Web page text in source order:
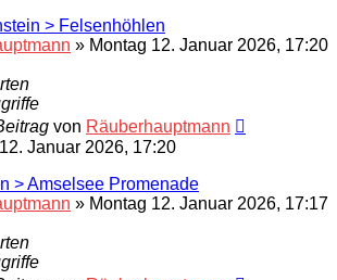
> Felsenhöhlen
» Montag 12. Januar 2026, 17:20
von Räuberhauptmann
Januar 2026, 17:20
> Amselsee Promenade
» Montag 12. Januar 2026, 17:17